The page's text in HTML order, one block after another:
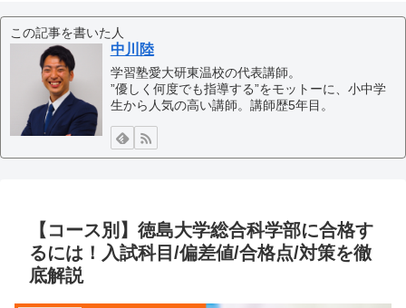
この記事を書いた人
中川陸
学習塾愛大研東温校の代表講師。
”優しく何度でも指導する”をモットーに、小中学
生から人気の高い講師。講師歴5年目。
【コース別】徳島大学総合科学部に合格す
るには！入試科目/偏差値/合格点/対策を徹
底解説